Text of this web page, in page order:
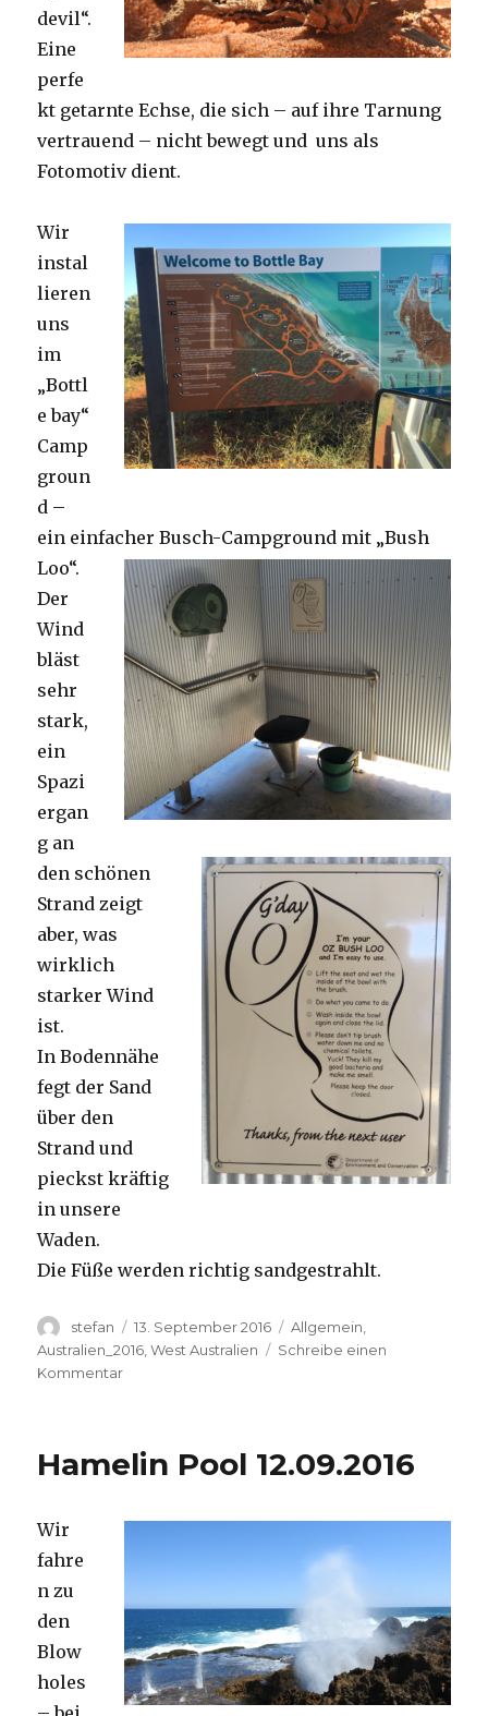
devil“.
Eine
perfe
kt getarnte Echse, die sich – auf ihre Tarnung
vertrauend – nicht bewegt und uns als
Fotomotiv dient.
Wir
instal
lieren
uns
im
„Bottl
e bay“
Camp
groun
d –
ein einfacher Busch-Campground mit „Bush
Loo“.
Der
Wind
bläst
sehr
stark,
ein
Spazi
ergan
g an
den schönen
Strand zeigt
aber, was
wirklich
starker Wind
ist.
In Bodennähe
fegt der Sand
über den
Strand und
pieckst kräftig
in unsere
Waden.
Die Füße werden richtig sandgestrahlt.
Autor
stefan
Veröffentlicht
am
13. September 2016 Kategorien
Allgemein
Australien_2016 ,West Australien
Schreibe einen
Kommentarzu
Hamelin Pool 12.09.2016
Wir
fahre
n zu
den
Blow
holes